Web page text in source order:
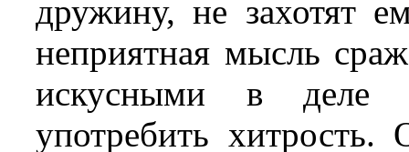
дружину, не захотят
неприятная мысль
искусными в деле
употребить хитрость.